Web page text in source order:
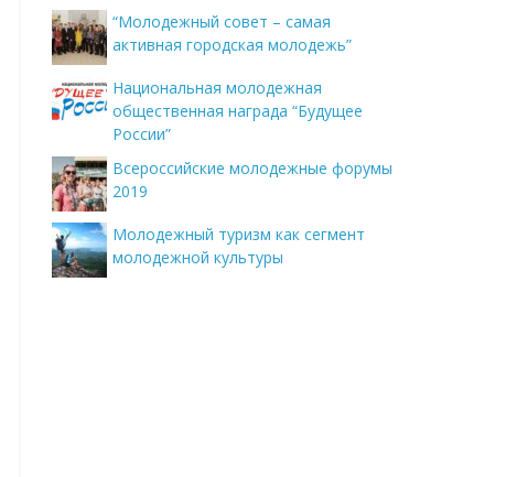
“Молодежный совет – самая
активная городская молодежь”
Национальная молодежная
общественная награда “Будущее
России”
Всероссийские молодежные форумы
2019
Молодежный туризм как сегмент
молодежной культуры